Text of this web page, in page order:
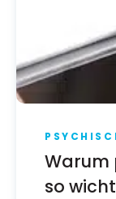
Warum
so